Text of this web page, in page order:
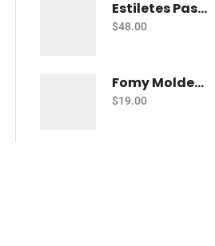
Estiletes Pascua Para Moldear Fomy Con 5 Fm-002
$48.00
Fomy Moldeable Pelikan Rojo
$19.00